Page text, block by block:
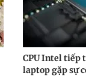
CPU Intel tiếp
laptop gặp sự